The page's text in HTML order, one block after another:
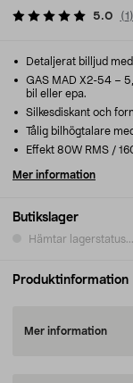
5.0 (1 )
Butikslager
Hämtar lagerstatus...
Detaljerat billjud
GAS MAD X2-54 –
bil eller epa.
Silkesdiskant och
Tålig bilhögtalare
Effekt 80W RMS /
Mer information
Produktinformation
Mer information